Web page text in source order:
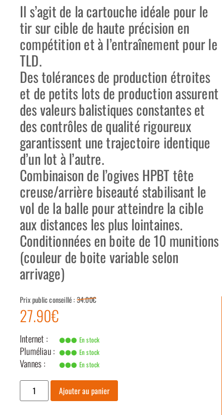
Il s’agit de la cartouche idéale pour le
tir sur cible de haute précision en
compétition et à l’entraînement pour le
TLD.
Des tolérances de production étroites
et de petits lots de production assurent
des valeurs balistiques constantes et
des contrôles de qualité rigoureux
garantissent une trajectoire identique
d’un lot à l’autre.
Combinaison de l’ogives HPBT tête
creuse/arrière biseauté stabilisant le
vol de la balle pour atteindre la cible
aux distances les plus lointaines.
Conditionnées en boite de 10 munitions
(couleur de boite variable selon
arrivage)
Prix public conseillé :34.00€
27.90€
Internet : En stock
Pluméliau : En stock
Vannes : En stock
Ajouter au panier